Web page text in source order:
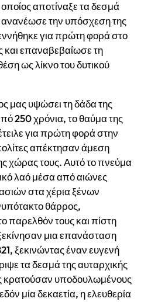
αποτίναξε τα δεσμά
την υπόσχεση της
για πρώτη φορά στο
και επαναβεβαίωσε τη
ως λίκνο του δυτικού
μας υψώσει τη δάδα της
250 χρόνια, το θαύμα της
για πρώτη φορά στην
απέκτησαν άμεση
χώρας τους. Αυτό το πνεύμα
λαό μέσα από αιώνες
στα χέρια ξένων
θάρρος,
παρελθόν τους και πίστη
μια επανάσταση
ξεκινώντας έναν ευγενή
τα δεσμά της αυταρχικής
κρατούσαν υποδουλωμένους
μία δεκαετία, η ελευθερία